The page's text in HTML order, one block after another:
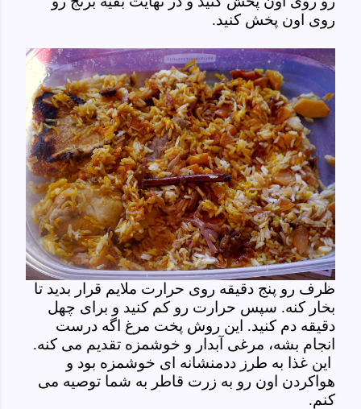
روی اون پخش کنید.
ظرف رو پنج دقیقه روی حرارت ملایم قرار بدید تا
بخار کنه. سپس حرارت رو کم کنید و برای چهل
دقیقه دم کنید. این روش پخت مرغ اگه درست
انجام بشه، مرغی آبدار و خوشمزه تقدیم می کنه.
این غذا به طرز ددمنشانه ای خوشمزه بود و
هواکردن اون رو به زرت قاطر به شما توصیه می
کنم.